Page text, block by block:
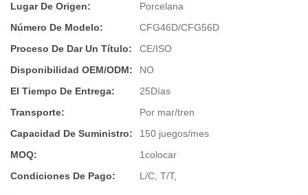
Lugar De Origen:
Porcelana
Número De Modelo:
CFG46D/CFG56D
Proceso De Dar Un Título:
CE/ISO
Disponibilidad OEM/ODM:
NO
El Tiempo De Entrega:
25Días
Transporte:
Por mar/tren
Capacidad De Suministro:
150 juegos/mes
MOQ:
1colocar
Condiciones De Pago:
L/C, T/T,